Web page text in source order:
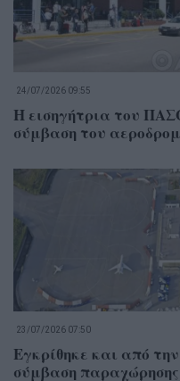
24/07/2026 09:55
Η εισηγήτρια του
σύμβαση του
23/07/2026 07:50
Εγκρίθηκε και από
σύμβαση